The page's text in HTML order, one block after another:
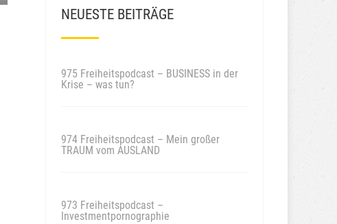
NEUESTE BEITRÄGE
975 Freiheitspodcast – BUSINESS in der
Krise – was tun?
974 Freiheitspodcast – Mein großer
TRAUM vom AUSLAND
973 Freiheitspodcast –
Investmentpornographie